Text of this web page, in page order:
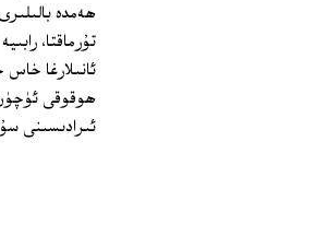
ھەمدە
تۇرماقتا،
ئانىلارغا
ھوقوقى ئۈچۈن
ئىرادىسىنى